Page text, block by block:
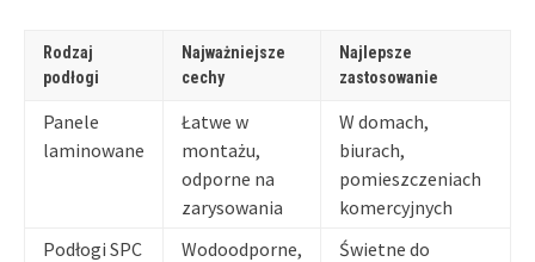
Rodzaj
podłogi
Najważniejsze
cechy
Najlepsze
zastosowanie
Panele
laminowane
Łatwe w
montażu,
odporne na
zarysowania
W domach,
biurach,
pomieszczeniach
komercyjnych
Podłogi SPC
Wodoodporne,
Świetne do